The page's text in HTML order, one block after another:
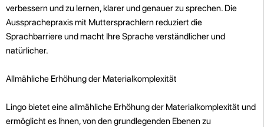
verbessern und zu lernen, klarer und genauer zu sprechen. Die
Aussprachepraxis mit Muttersprachlern reduziert die
Sprachbarriere und macht Ihre Sprache verständlicher und
natürlicher.
Allmähliche Erhöhung der Materialkomplexität
Lingo bietet eine allmähliche Erhöhung der Materialkomplexität und
ermöglicht es Ihnen, von den grundlegenden Ebenen zu